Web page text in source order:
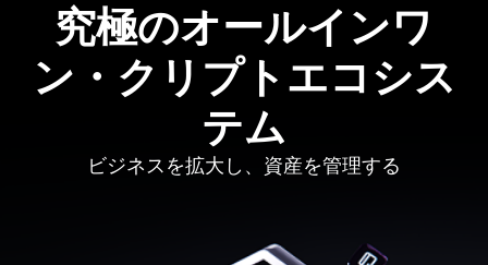
究極のオールインワ
ン・クリプトエコシス
テム
ビジネスを拡大し、資産を管理する